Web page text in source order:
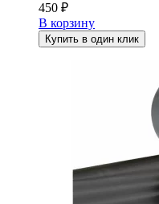
450 ₽
В корзину
Купить в один клик